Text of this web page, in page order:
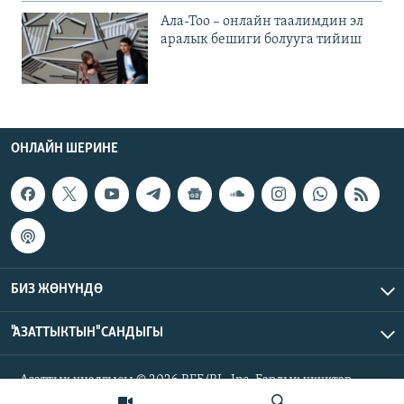
Ала-Тоо – онлайн таалимдин эл
аралык бешиги болууга тийиш
ОНЛАЙН ШЕРИНЕ
БИЗ ЖӨНҮНДӨ
"АЗАТТЫКТЫН" САНДЫГЫ
Азаттык үналгысы © 2026 RFE/RL, Inc. Бардык укуктар